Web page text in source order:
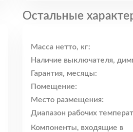
Остальные
Масса нетто, кг:
Наличие выключателя,
Гарантия, месяцы:
Помещение:
Место размещения:
Диапазон рабочих
Компоненты, входящие в